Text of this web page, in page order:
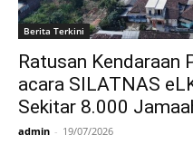
Berita Terkini
Ratusan Kendaraan
acara SILATNAS
Sekitar 8.000
admin - 19/07/2026